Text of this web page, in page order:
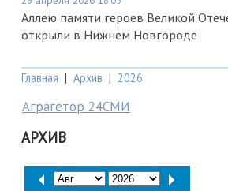
Аллею памяти героев Великой
открыли в Нижнем Новгороде
Главная | Архив | 2026
Аграгетор 24СМИ
АРХИВ